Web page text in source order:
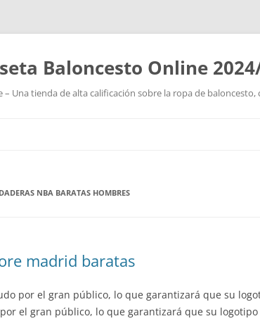
Baloncesto Online
– Una tienda de alta calificación sobre la ropa de
NBA BARATAS HOMBRES
madrid baratas
por el gran público, lo que garantizará que su
el gran público, lo que garantizará que su